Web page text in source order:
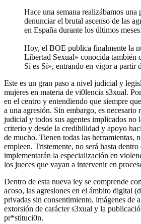
la
entrada:
Hace una semana realizábamos una
denunciar el brutal ascenso de las
en España durante los últimos meses.
Hoy, el BOE publica finalmente la
Libertad Sexual» conocida también
Sí es Sí», entrando en vigor a partir
Este es un gran paso a nivel judicial y
mujeres en materia de vi0lencia s3xual.
en el centro y entendiendo que siempre
a una agresión. Sin embargo, es necesario
judicial y todos sus agentes implicados no
criterio y desde la credibilidad y apoyo
de mucho. Tienen todas las herramientas,
empleen. Tristemente, no será hasta
implementarán la especialización en
los jueces que vayan a intervenir en
Dentro de esta nueva ley se comprende
acoso, las agresiones en el ámbito digital
privadas sin consentimiento, imágenes de
extorsión de carácter s3xual y la
pr*stituci0n.